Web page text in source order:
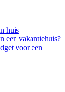
huis
een vakantiehuis?
voor een